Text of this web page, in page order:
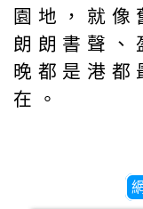
園地，就像
朗朗書聲、
晚都是港都
在。